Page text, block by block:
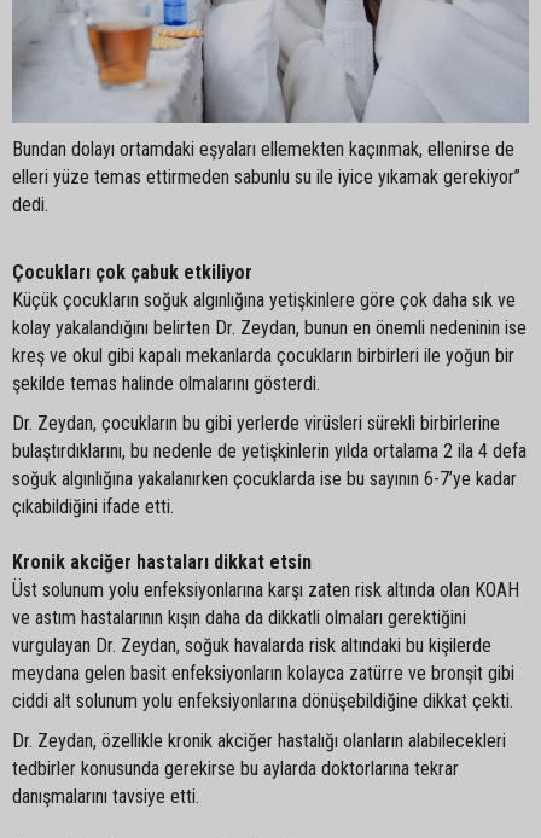
Bundan dolayı ortamdaki eşyaları ellemekten kaçınmak, ellenirse de
elleri yüze temas ettirmeden sabunlu su ile iyice yıkamak gerekiyor”
dedi.
Çocukları çok çabuk etkiliyor
Küçük çocukların soğuk algınlığına yetişkinlere göre çok daha sık ve
kolay yakalandığını belirten Dr. Zeydan, bunun en önemli nedeninin ise
kreş ve okul gibi kapalı mekanlarda çocukların birbirleri ile yoğun bir
şekilde temas halinde olmalarını gösterdi.
Dr. Zeydan, çocukların bu gibi yerlerde virüsleri sürekli birbirlerine
bulaştırdıklarını, bu nedenle de yetişkinlerin yılda ortalama 2 ila 4 defa
soğuk algınlığına yakalanırken çocuklarda ise bu sayının 6-7’ye kadar
çıkabildiğini ifade etti.
Kronik akciğer hastaları dikkat etsin
Üst solunum yolu enfeksiyonlarına karşı zaten risk altında olan KOAH
ve astım hastalarının kışın daha da dikkatli olmaları gerektiğini
vurgulayan Dr. Zeydan, soğuk havalarda risk altındaki bu kişilerde
meydana gelen basit enfeksiyonların kolayca zatürre ve bronşit gibi
ciddi alt solunum yolu enfeksiyonlarına dönüşebildiğine dikkat çekti.
Dr. Zeydan, özellikle kronik akciğer hastalığı olanların alabilecekleri
tedbirler konusunda gerekirse bu aylarda doktorlarına tekrar
danışmalarını tavsiye etti.